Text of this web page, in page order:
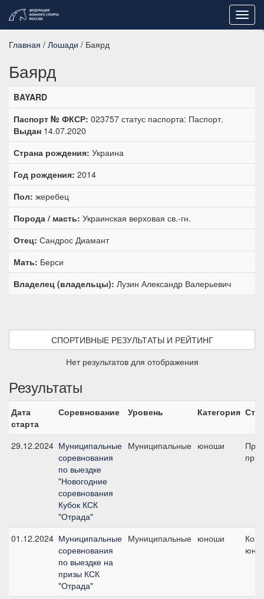
Главная / Лошади / Баярд
Баярд
BAYARD
Паспорт № ФКСР: 023757 статус паспорта: Паспорт.
Выдан 14.07.2020
Страна рождения: Украина
Год рождения: 2014
Пол: жеребец
Порода / масть: Украинская верховая св.-гн.
Отец: Сандрос Диамант
Мать: Берси
Владелец (владельцы): Лузин Александр Валерьевич
СПОРТИВНЫЕ РЕЗУЛЬТАТЫ И РЕЙТИНГ
Нет результатов для отображения
Результаты
Дата
старта
Соревнование Уровень Категория
29.12.2024 Муниципальные
соревнования
по выездке
"Новогодние
соревнования
Кубок КСК
"Отрада"
Муниципальные юноши
01.12.2024 Муниципальные
соревнования
по выездке на
призы КСК
"Отрада"
Муниципальные юноши